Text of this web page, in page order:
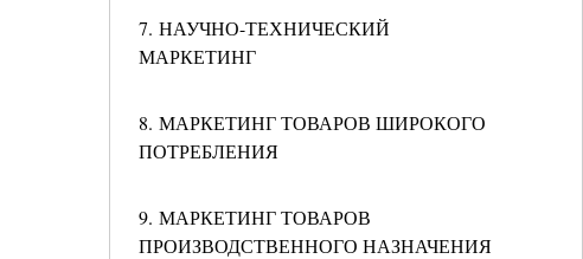
7. НАУЧНО-ТЕХНИЧЕСКИЙ
МАРКЕТИНГ
8. МАРКЕТИНГ ТОВАРОВ ШИРОКОГО
ПОТРЕБЛЕНИЯ
9. МАРКЕТИНГ ТОВАРОВ
ПРОИЗВОДСТВЕННОГО НАЗНАЧЕНИЯ